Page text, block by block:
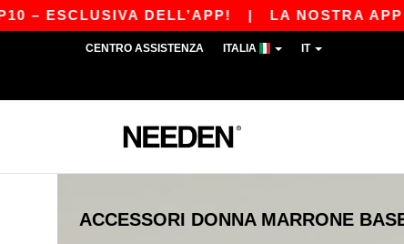
– ESCLUSIVA DELL’APP!| LA NOSTRA APP
CENTRO ASSISTENZA ITALIA IT
ACCESSORI DONNA MARRONE